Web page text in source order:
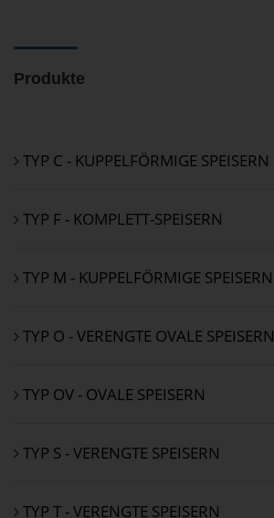
Produkte
TYP C - KUPPELFÖRMIGE SPEISERN
TYP F - KOMPLETT-SPEISERN
TYP M - KUPPELFÖRMIGE SPEISERN
TYP O - VERENGTE OVALE SPEISERN
TYP OV - OVALE SPEISERN
TYP S - VERENGTE SPEISERN
TYP T - VERENGTE SPEISERN